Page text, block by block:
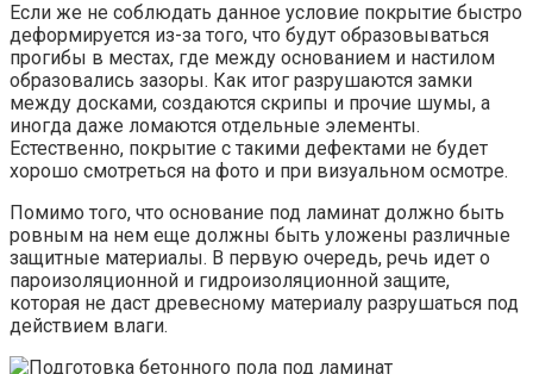
Если же не соблюдать данное условие покрытие быстро
деформируется из-за того, что будут образовываться
прогибы в местах, где между основанием и настилом
образовались зазоры. Как итог разрушаются замки
между досками, создаются скрипы и прочие шумы, а
иногда даже ломаются отдельные элементы.
Естественно, покрытие с такими дефектами не будет
хорошо смотреться на фото и при визуальном осмотре.
Помимо того, что основание под ламинат должно быть
ровным на нем еще должны быть уложены различные
защитные материалы. В первую очередь, речь идет о
пароизоляционной и гидроизоляционной защите,
которая не даст древесному материалу разрушаться под
действием влаги.